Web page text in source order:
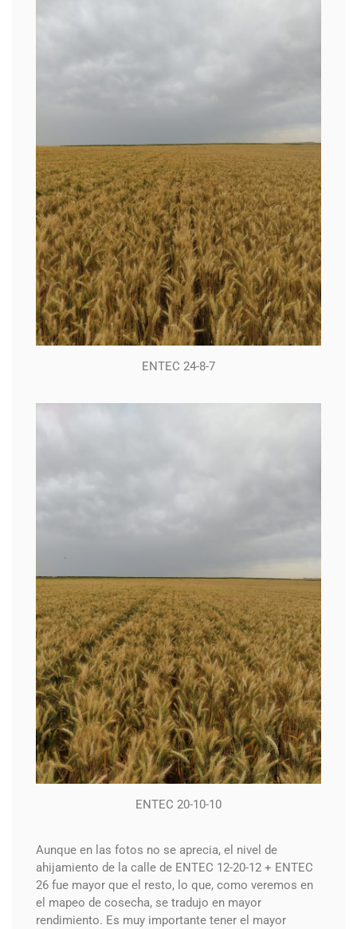
ENTEC 24-8-7
ENTEC 20-10-10
Aunque en las fotos no se aprecia, el nivel de
ahijamiento de la calle de ENTEC 12-20-12 + ENTEC
26 fue mayor que el resto, lo que, como veremos en
el mapeo de cosecha, se tradujo en mayor
rendimiento. Es muy importante tener el mayor